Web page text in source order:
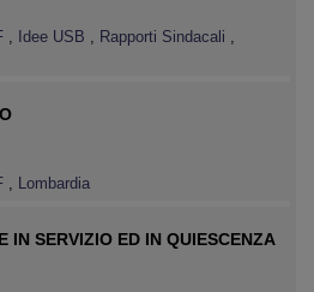
, Idee USB , Rapporti Sindacali ,
, Lombardia
IN SERVIZIO ED IN QUIESCENZA